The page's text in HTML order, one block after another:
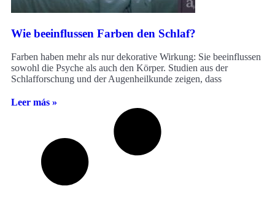
Wie beeinflussen Farben den Schlaf?
Farben haben mehr als nur dekorative Wirkung: Sie beeinflussen
sowohl die Psyche als auch den Körper. Studien aus der
Schlafforschung und der Augenheilkunde zeigen, dass
Leer más »